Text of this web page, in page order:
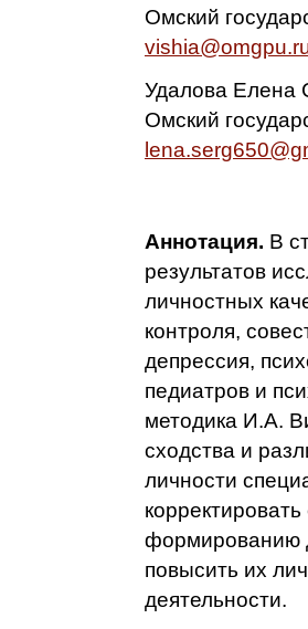
Омский
Удалова Елена
Омский
Аннотация. В
результатов
личностных
контроля,
депрессия,
педиатров и
методика И.А.
сходства и
личности
формированию
повысить их
деятельности.